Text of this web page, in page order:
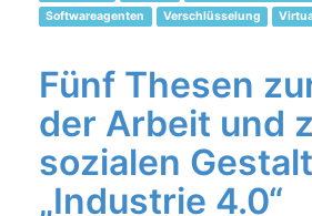
Softwareagenten
Verschlüsselung
Fünf Thesen
der Arbeit und
sozialen
„Industrie 4.0“